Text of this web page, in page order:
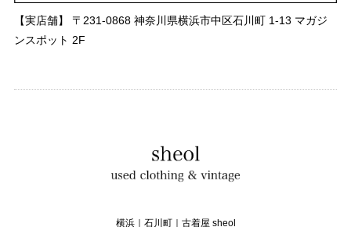
【実店舗】 〒231-0868 神奈川県横浜市中区石川町 1-13 マガジ
ンスポット 2F
横浜｜石川町｜古着屋 sheol